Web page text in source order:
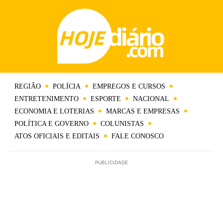
REGIÃO POLÍCIA
EMPREGOS E CURSOS
ENTRETENIMENTO
ESPORTE
NACIONAL
ECONOMIA E LOTERIAS
MARCAS E EMPRESAS
POLÍTICA E GOVERNO
COLUNISTAS
ATOS OFICIAIS E EDITAIS
FALE CONOSCO
PUBLICIDADE